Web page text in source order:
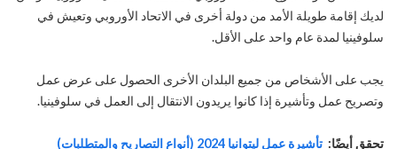
لديك إقامة طويلة الأمد من دولة أخرى في الاتحاد الأوروبي وتعيش في
سلوفينيا لمدة عام واحد على الأقل.
يجب على الأشخاص من جميع البلدان الأخرى الحصول على عرض عمل
وتصريح عمل وتأشيرة إذا كانوا يريدون الانتقال إلى العمل في سلوفينيا.
تحقق أيضًا: تأشيرة عمل ليتوانيا 2024 (أنواع التصاريح والمتطلبات)